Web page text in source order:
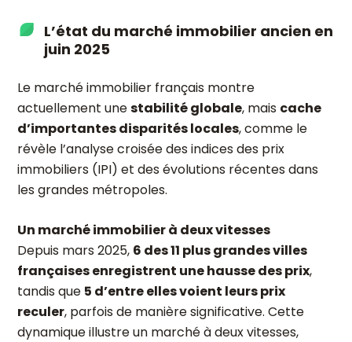
L’état du marché immobilier ancien en
juin 2025
Le marché immobilier français montre
actuellement unestabilité globale, mais cache
d’importantes disparités locales, comme le
révèle l’analyse croisée des indices des prix
immobiliers (IPI) et des évolutions récentes dans
les grandes métropoles.
Un marché immobilier à deux vitesses
Depuis mars 2025, 6 des 11 plus grandes villes
françaises enregistrent une hausse des prix,
tandis que 5 d’entre elles voient leurs prix
reculer, parfois de manière significative. Cette
dynamique illustre un marché à deux vitesses,